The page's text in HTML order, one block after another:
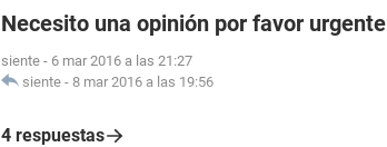
Necesito una opinión por favor urgente
siente - 6 mar 2016 a las 21:27
siente - 8 mar 2016 a las 19:56
4 respuestas